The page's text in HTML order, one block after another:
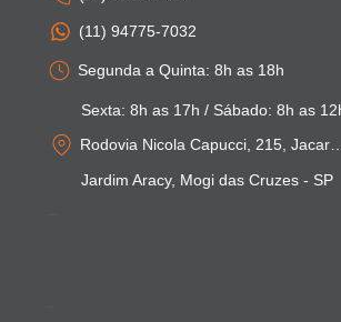
(11) 94775-7032
Rodovia Nicola Capucci,
Segunda a Quinta: 8h as 18h
Sexta: 8h as 17h / Sábado: 8h as
Jardim Aracy, Mogi das Cruzes - SP